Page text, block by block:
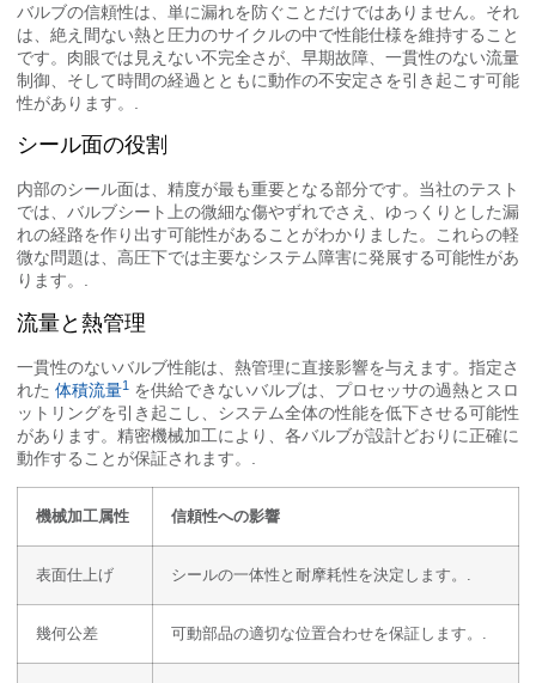
バルブの信頼性は、単に漏れを防ぐことだけではありません。それ
は、絶え間ない熱と圧力のサイクルの中で性能仕様を維持すること
です。肉眼では見えない不完全さが、早期故障、一貫性のない流量
制御、そして時間の経過とともに動作の不安定さを引き起こす可能
性があります。.
シール面の役割
内部のシール面は、精度が最も重要となる部分です。当社のテスト
では、バルブシート上の微細な傷やずれでさえ、ゆっくりとした漏
れの経路を作り出す可能性があることがわかりました。これらの軽
微な問題は、高圧下では主要なシステム障害に発展する可能性があ
ります。.
流量と熱管理
一貫性のないバルブ性能は、熱管理に直接影響を与えます。指定さ
れた 体積流量1 を供給できないバルブは、プロセッサの過熱とスロ
ットリングを引き起こし、システム全体の性能を低下させる可能性
があります。精密機械加工により、各バルブが設計どおりに正確に
動作することが保証されます。.
機械加工属性 信頼性への影響
表面仕上げ シールの一体性と耐摩耗性を決定します。.
幾何公差 可動部品の適切な位置合わせを保証します。.